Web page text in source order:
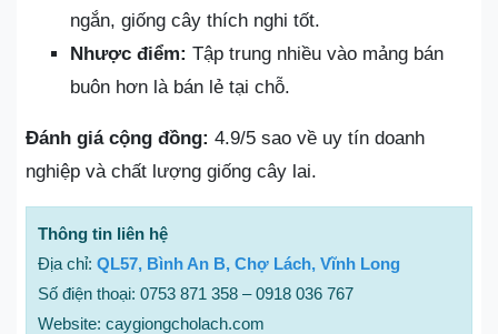
ngắn, giống cây thích nghi tốt.
Nhược điểm: Tập trung nhiều vào mảng bán
buôn hơn là bán lẻ tại chỗ.
Đánh giá cộng đồng: 4.9/5 sao về uy tín doanh
nghiệp và chất lượng giống cây lai.
Thông tin liên hệ
Địa chỉ: QL57, Bình An B, Chợ Lách, Vĩnh Long
Số điện thoại: 0753 871 358 – 0918 036 767
Website: caygiongcholach.com